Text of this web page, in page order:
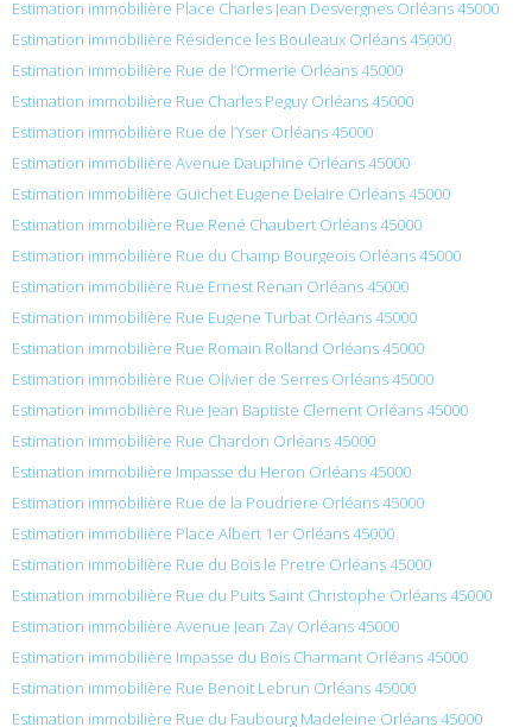
Estimation immobilière Place Charles Jean Desvergnes Orléans 45000
Estimation immobilière Résidence les Bouleaux Orléans 45000
Estimation immobilière Rue de l’Ormerie Orléans 45000
Estimation immobilière Rue Charles Peguy Orléans 45000
Estimation immobilière Rue de l’Yser Orléans 45000
Estimation immobilière Avenue Dauphine Orléans 45000
Estimation immobilière Guichet Eugene Delaire Orléans 45000
Estimation immobilière Rue René Chaubert Orléans 45000
Estimation immobilière Rue du Champ Bourgeois Orléans 45000
Estimation immobilière Rue Ernest Renan Orléans 45000
Estimation immobilière Rue Eugene Turbat Orléans 45000
Estimation immobilière Rue Romain Rolland Orléans 45000
Estimation immobilière Rue Olivier de Serres Orléans 45000
Estimation immobilière Rue Jean Baptiste Clement Orléans 45000
Estimation immobilière Rue Chardon Orléans 45000
Estimation immobilière Impasse du Heron Orléans 45000
Estimation immobilière Rue de la Poudriere Orléans 45000
Estimation immobilière Place Albert 1er Orléans 45000
Estimation immobilière Rue du Bois le Pretre Orléans 45000
Estimation immobilière Rue du Puits Saint Christophe Orléans 45000
Estimation immobilière Avenue Jean Zay Orléans 45000
Estimation immobilière Impasse du Bois Charmant Orléans 45000
Estimation immobilière Rue Benoit Lebrun Orléans 45000
Estimation immobilière Rue du Faubourg Madeleine Orléans 45000